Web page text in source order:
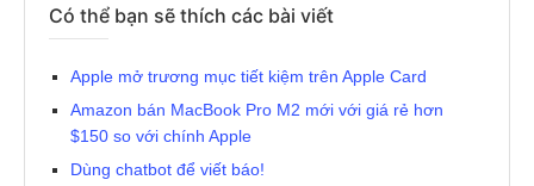
Có thể bạn sẽ thích các bài viết
Apple mở trương mục tiết kiệm trên Apple Card
Amazon bán MacBook Pro M2 mới với giá rẻ hơn
$150 so với chính Apple
Dùng chatbot để viết báo!